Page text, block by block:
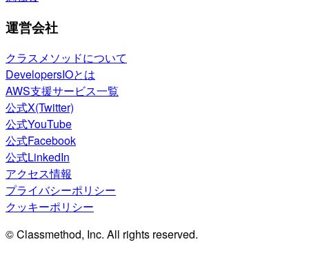
運営会社
クラスメソッドについて
DevelopersIOとは
AWS支援サービス一覧
公式X(Twitter)
公式YouTube
公式Facebook
公式LinkedIn
アクセス情報
プライバシーポリシー
クッキーポリシー
© Classmethod, Inc. All rights reserved.